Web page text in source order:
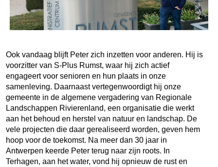
Ook vandaag blijft Peter zich inzetten voor anderen. Hij is
voorzitter van S-Plus Rumst, waar hij zich actief
engageert voor senioren en hun plaats in onze
samenleving. Daarnaast vertegenwoordigt hij onze
gemeente in de algemene vergadering van Regionale
Landschappen Rivierenland, een organisatie die werkt
aan het behoud en herstel van natuur en landschap. De
vele projecten die daar gerealiseerd worden, geven hem
hoop voor de toekomst. Na meer dan 30 jaar in
Antwerpen keerde Peter terug naar zijn roots. In
Terhagen, aan het water, vond hij opnieuw de rust en